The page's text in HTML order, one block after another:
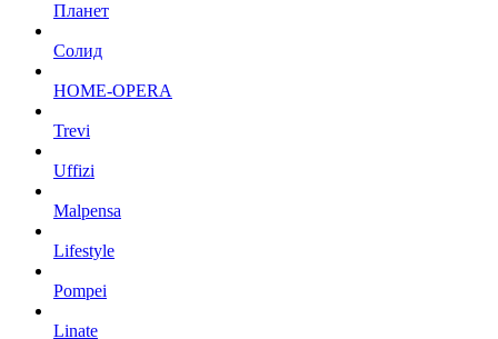
Планет
Солид
HOME-OPERA
Trevi
Uffizi
Malpensa
Lifestyle
Pompei
Linate